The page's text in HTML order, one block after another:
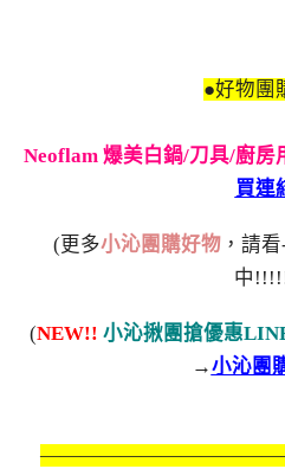
●好物團
Neoflam 爆美白鍋/刀具/廚房
買連
(更多小沁團購好物 ，請看
中
(NEW!! 小沁揪團搶優惠
→小沁團